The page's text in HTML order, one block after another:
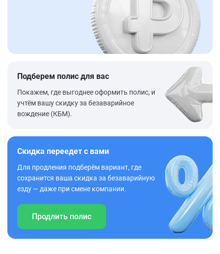
Подберем полис для вас
Покажем, где выгоднее оформить полис, и
учтём вашу скидку за безаварийное
вождение (КБМ).
Скидка переедет с вами
Для продления подберём вариант, где
сохранится ваша скидка за безаварийную
езду — даже при смене компании.
Продлить полис